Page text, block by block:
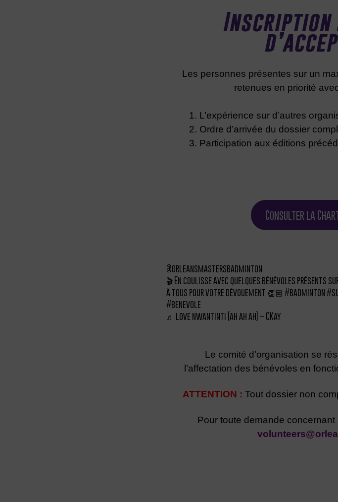
Les personnes présentes sur un
retenues en priorité
1. L’expérience sur d’autres
2. Ordre d’arrivée du dossier
3. Participation aux éditions
Consulter la
@orleansmastersbadminton
🎬 En coulisse avec quelques bénévoles présents
à tous pour votre dévouement 👏🏽 #badminton
#benevole
♬ love nwantinti (ah ah ah) – CKay
Le comité d’organisation se
l’affectation des bénévoles en
ATTENTION : Tout dossier non
Pour toute demande